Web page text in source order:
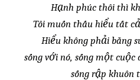
Hạnh phúc thôi thì
Tôi muốn thấu hiểu tất
Hiểu không phải bằng
sống với nó, sống một
sống rập khuôn